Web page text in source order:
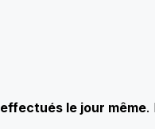
effectués le jour même.